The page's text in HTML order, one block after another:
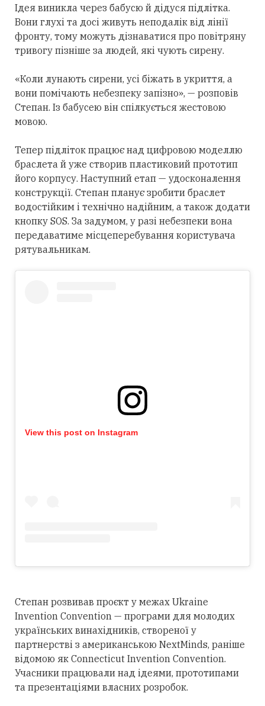
Ідея виникла через бабусю й дідуся підлітка.
Вони глухі та досі живуть неподалік від лінії
фронту, тому можуть дізнаватися про повітряну
тривогу пізніше за людей, які чують сирену.
«Коли лунають сирени, усі біжать в укриття, а
вони помічають небезпеку запізно», — розповів
Степан. Із бабусею він спілкується жестовою
мовою.
Тепер підліток працює над цифровою моделлю
браслета й уже створив пластиковий прототип
його корпусу. Наступний етап — удосконалення
конструкції. Степан планує зробити браслет
водостійким і технічно надійним, а також додати
кнопку SOS. За задумом, у разі небезпеки вона
передаватиме місцеперебування користувача
рятувальникам.
View this post on Instagram
Степан розвивав проєкт у межах Ukraine
Invention Convention — програми для молодих
українських винахідників, створеної у
партнерстві з американською NextMinds, раніше
відомою як Connecticut Invention Convention.
Учасники працювали над ідеями, прототипами
та презентаціями власних розробок.